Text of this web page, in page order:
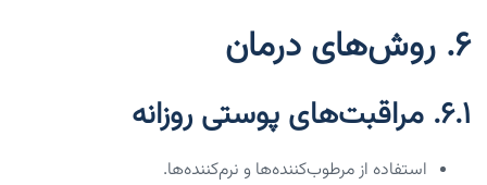
۶. روش‌های درمان
۶.۱. مراقبت‌های پوستی روزانه
استفاده از مرطوب‌کننده‌ها و نرم‌کننده‌ها.